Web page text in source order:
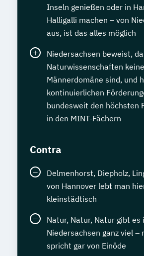
Inseln genießen oder in
Halligalli machen – von
aus, ist das alles möglich
Niedersachsen beweist,
Naturwissenschaften keine
Männerdomäne sind, und
kontinuierlichen
bundesweit den höchsten
in den MINT-Fächern
Contra
Delmenhorst, Diepholz,
von Hannover lebt man
kleinstädtisch
Natur, Natur, Natur gibt es
Niedersachsen ganz viel –
spricht gar von Einöde